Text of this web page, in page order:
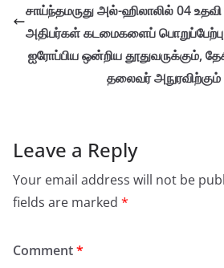
சாய்ந்தமருது அல்-ஹிலாலில் 04 உதவி
அதிபர்கள் கடமைகளைப்
ஐரோப்பிய ஒன்றிய தூதுவருக்கும்,
தலைவர்
Leave a Reply
Your email address will not be
fields are marked *
Comment*